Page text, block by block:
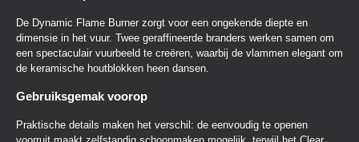
De Dynamic Flame Burner zorgt voor een ongekende diepte en
dimensie in het vuur. Twee geraffineerde branders werken samen om
een spectaculair vuurbeeld te creëren, waarbij de vlammen elegant om
de keramische houtblokken heen dansen.
Gebruiksgemak voorop
Praktische details maken het verschil: de eenvoudig te openen